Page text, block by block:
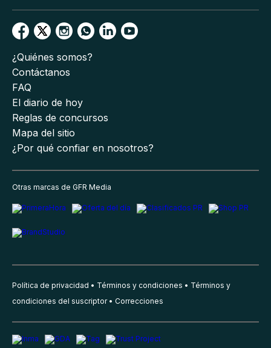
¿Quiénes somos?
Contáctanos
FAQ
El diario de hoy
Reglas de concursos
Mapa del sitio
¿Por qué confiar en nosotros?
Otras marcas de GFR Media
Política de privacidad Términos y condiciones
Términos y
condiciones del suscriptor
Correcciones